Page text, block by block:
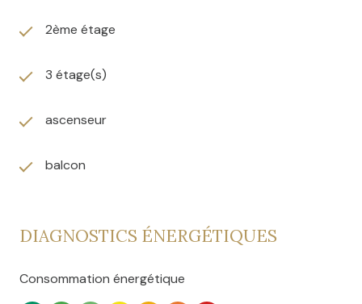
2ème étage
3 étage(s)
ascenseur
balcon
DIAGNOSTICS ÉNERGÉTIQUES
Consommation énergétique